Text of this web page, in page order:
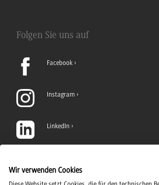
Folgen Sie uns auf
Facebook
Instagram
LinkedIn
Wir verwenden Cookies